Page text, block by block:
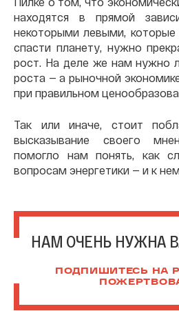
находятся в прямой
некоторыми левыми,
спасти планету, нужно
рост. На деле же нам нужно
роста — а рыночной
при правильном
Так или иначе, стоит
высказывание своего
помогло нам понять, как
вопросам энергетики — и к
НАМ ОЧЕНЬ НУЖНА
ПОДПИШИТЕСЬ НА